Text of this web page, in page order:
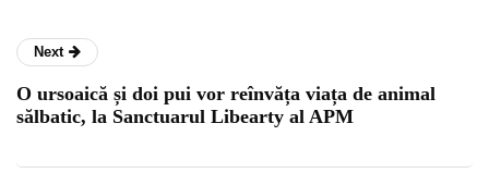
Next
O ursoaică și doi pui vor reînvăța viața de animal
sălbatic, la Sanctuarul Libearty al APM